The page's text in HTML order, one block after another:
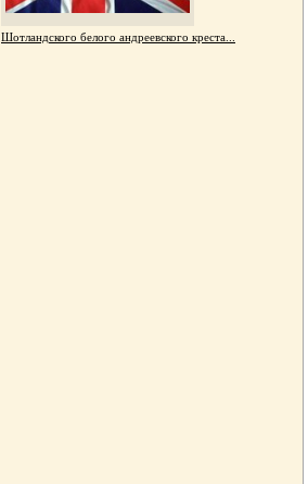
Шотландского белого андреевского креста...